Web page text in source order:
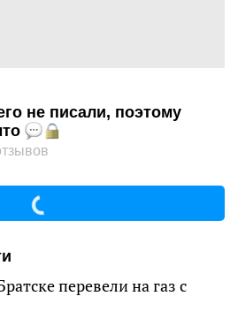
не писали, поэтому
перевели на газ с